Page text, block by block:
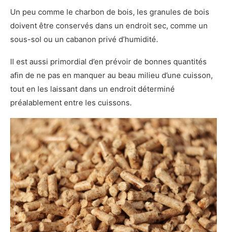
Un peu comme le charbon de bois, les granules de bois
doivent être conservés dans un endroit sec, comme un
sous-sol ou un cabanon privé d’humidité.
Il est aussi primordial d’en prévoir de bonnes quantités
afin de ne pas en manquer au beau milieu d’une cuisson,
tout en les laissant dans un endroit déterminé
préalablement entre les cuissons.